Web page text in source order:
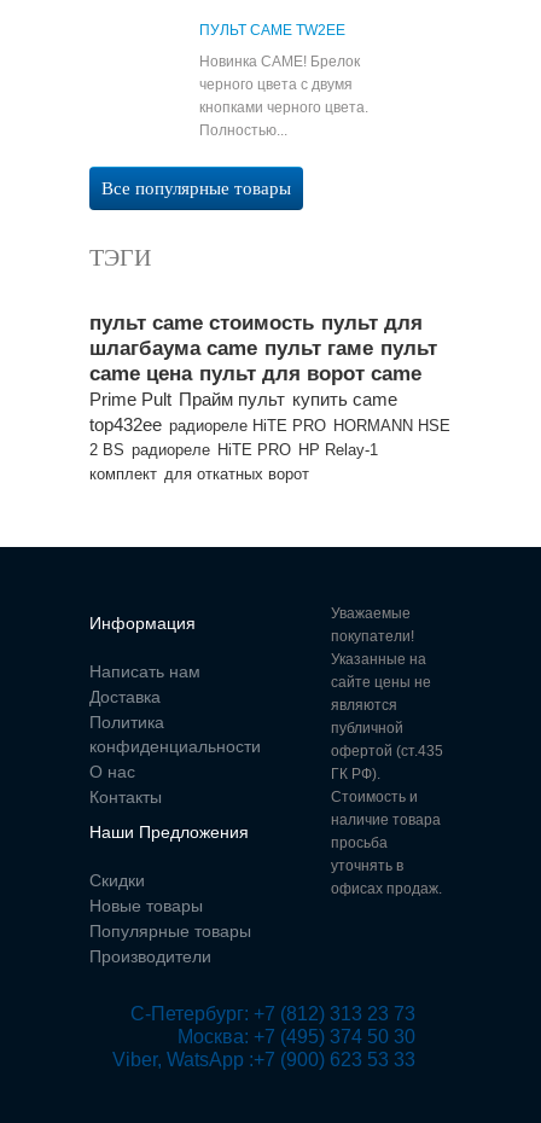
ПУЛЬТ CAME TW2EE
Новинка CAME! Брелок
черного цвета с двумя
кнопками черного цвета.
Полностью...
Все популярные товары
ТЭГИ
пульт came стоимость пульт для
шлагбаума came пульт гаме пульт
came цена пульт для ворот came
Prime Pult Прайм пульт купить came
top432ee радиореле HiTE PRO HORMANN HSE
2 BS радиореле HiTE PRO HP Relay-1
комплект для откатных ворот
Информация
Написать нам
Доставка
Политика
конфиденциальности
О нас
Контакты
Наши Предложения
Скидки
Новые товары
Популярные товары
Производители
Москва: +7 (495) 374 50 30
Viber, WatsApp :+7 (900) 623 53 33
Уважаемые
покупатели!
Указанные на
сайте цены не
являются
публичной
офертой (ст.435
ГК РФ).
Стоимость и
наличие товара
просьба
уточнять в
офисах продаж.